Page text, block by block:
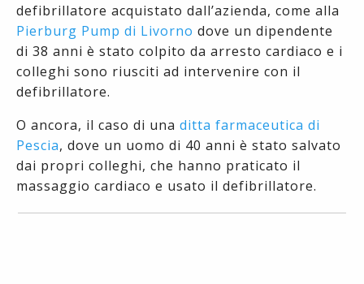
defibrillatore acquistato dall’azienda, come alla
Pierburg Pump di Livorno dove un dipendente
di 38 anni è stato colpito da arresto cardiaco e i
colleghi sono riusciti ad intervenire con il
defibrillatore.
O ancora, il caso di una ditta farmaceutica di
Pescia, dove un uomo di 40 anni è stato salvato
dai propri colleghi, che hanno praticato il
massaggio cardiaco e usato il defibrillatore.